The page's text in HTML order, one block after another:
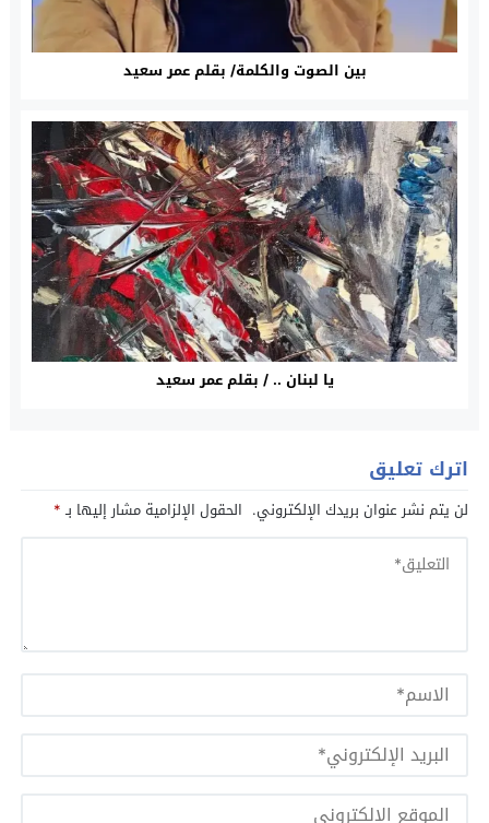
بين الصوت والكلمة/ بقلم عمر سعيد
يا لبنان .. / بقلم عمر سعيد
اترك تعليق
لن يتم نشر عنوان بريدك الإلكتروني. الحقول الإلزامية مشار إليها بـ*